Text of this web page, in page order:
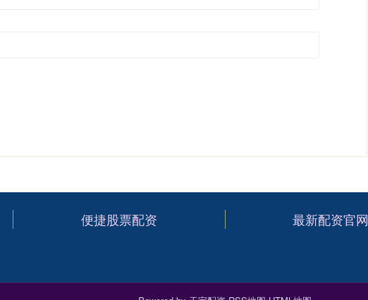
便捷股票配资 最新配资官网